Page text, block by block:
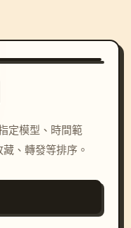
定模型、時間範
、轉發等排序。